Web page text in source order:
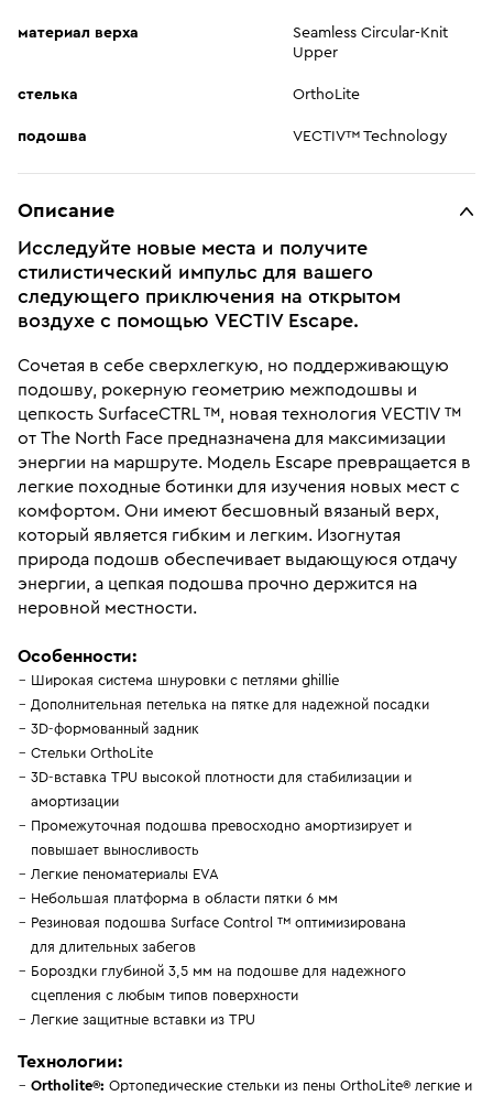
материал верха
Seamless Circular-Knit
Upper
стелька OrthoLite
подошва VECTIV™ Technology
Описание
Исследуйте новые места и получите
стилистический импульс для вашего
следующего приключения на открытом
воздухе с помощью VECTIV Escape.
Сочетая в себе сверхлегкую, но поддерживающую
подошву, рокерную геометрию межподошвы и
цепкость SurfaceCTRL ™️, новая технология VECTIV ™️
от The North Face предназначена для максимизации
энергии на маршруте. Модель Escape превращается в
легкие походные ботинки для изучения новых мест с
комфортом. Они имеют бесшовный вязаный верх,
который является гибким и легким. Изогнутая
природа подошв обеспечивает выдающуюся отдачу
энергии, а цепкая подошва прочно держится на
неровной местности.
Особенности:
Широкая система шнуровки с петлями ghillie
Дополнительная петелька на пятке для надежной посадки
3D-формованный задник
Стельки OrthoLite
3D-вставка TPU высокой плотности для стабилизации и
амортизации
Промежуточная подошва превосходно амортизирует и
повышает выносливость
Легкие пеноматериалы EVA
Небольшая платформа в области пятки 6 мм
Резиновая подошва Surface Control ™ оптимизирована
для длительных забегов
Бороздки глубиной 3,5 мм на подошве для надежного
сцепления с любым типов поверхности
Легкие защитные вставки из TPU
Технологии:
Ortholite®: Ортопедические стельки из пены OrthoLite® легкие и